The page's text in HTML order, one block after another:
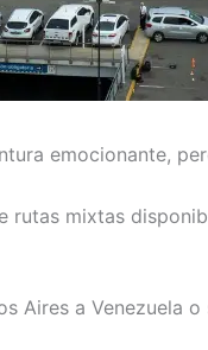
emocionante,
mixtas
Aires a